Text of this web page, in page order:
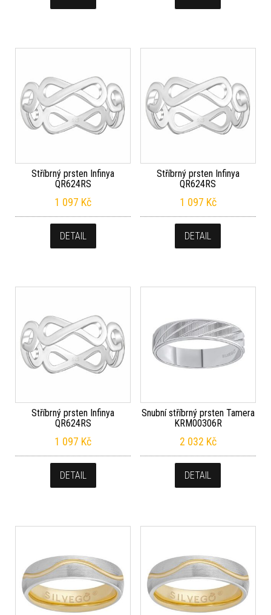
Stříbrný prsten Infinya
QR624RS
1 097 Kč
DETAIL
Stříbrný prsten Infinya
QR624RS
1 097 Kč
DETAIL
Stříbrný prsten Infinya
QR624RS
1 097 Kč
DETAIL
Snubní stříbrný prsten Tamera
KRM00306R
2 032 Kč
DETAIL